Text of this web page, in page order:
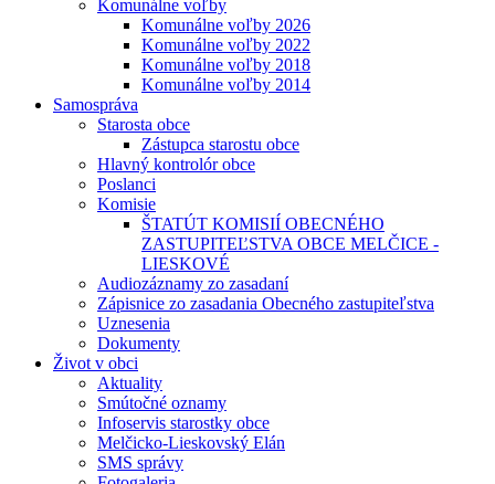
Komunálne voľby
Komunálne voľby 2026
Komunálne voľby 2022
Komunálne voľby 2018
Komunálne voľby 2014
Samospráva
Starosta obce
Zástupca starostu obce
Hlavný kontrolór obce
Poslanci
Komisie
ŠTATÚT KOMISIÍ OBECNÉHO
ZASTUPITEĽSTVA OBCE MELČICE -
LIESKOVÉ
Audiozáznamy zo zasadaní
Zápisnice zo zasadania Obecného zastupiteľstva
Uznesenia
Dokumenty
Život v obci
Aktuality
Smútočné oznamy
Infoservis starostky obce
Melčicko-Lieskovský Elán
SMS správy